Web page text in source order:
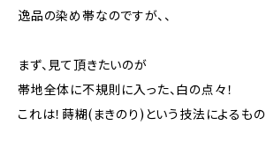
逸品の染め帯なのですが、、
まず、見て頂きたいのが
帯地全体に不規則に入った、白の点々！
これは！蒔糊(まきのり)という技法によるもの